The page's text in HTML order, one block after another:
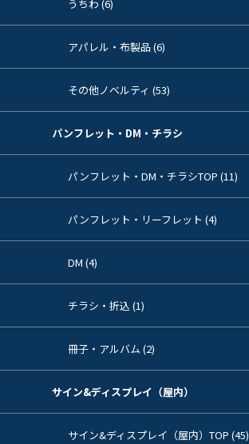
うちわ (6)
アパレル・布製品 (6)
その他ノベルティ (53)
パンフレット・DM・チラシ
パンフレット・DM・チラシTOP (11)
パンフレット・リーフレット (4)
DM (4)
チラシ・折込 (1)
冊子・アルバム (2)
サイン&ディスプレイ（屋内）
サイン&ディスプレイ（屋内）TOP (45)